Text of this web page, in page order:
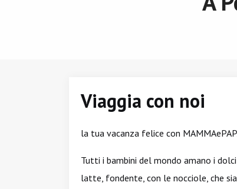
Viaggia con noi
la tua vacanza felice con
Tutti i bambini del mondo amano i
latte, fondente, con le nocciole, che